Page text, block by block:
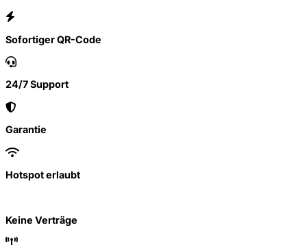
Sofortiger QR-Code
24/7 Support
Garantie
Hotspot erlaubt
Keine Verträge